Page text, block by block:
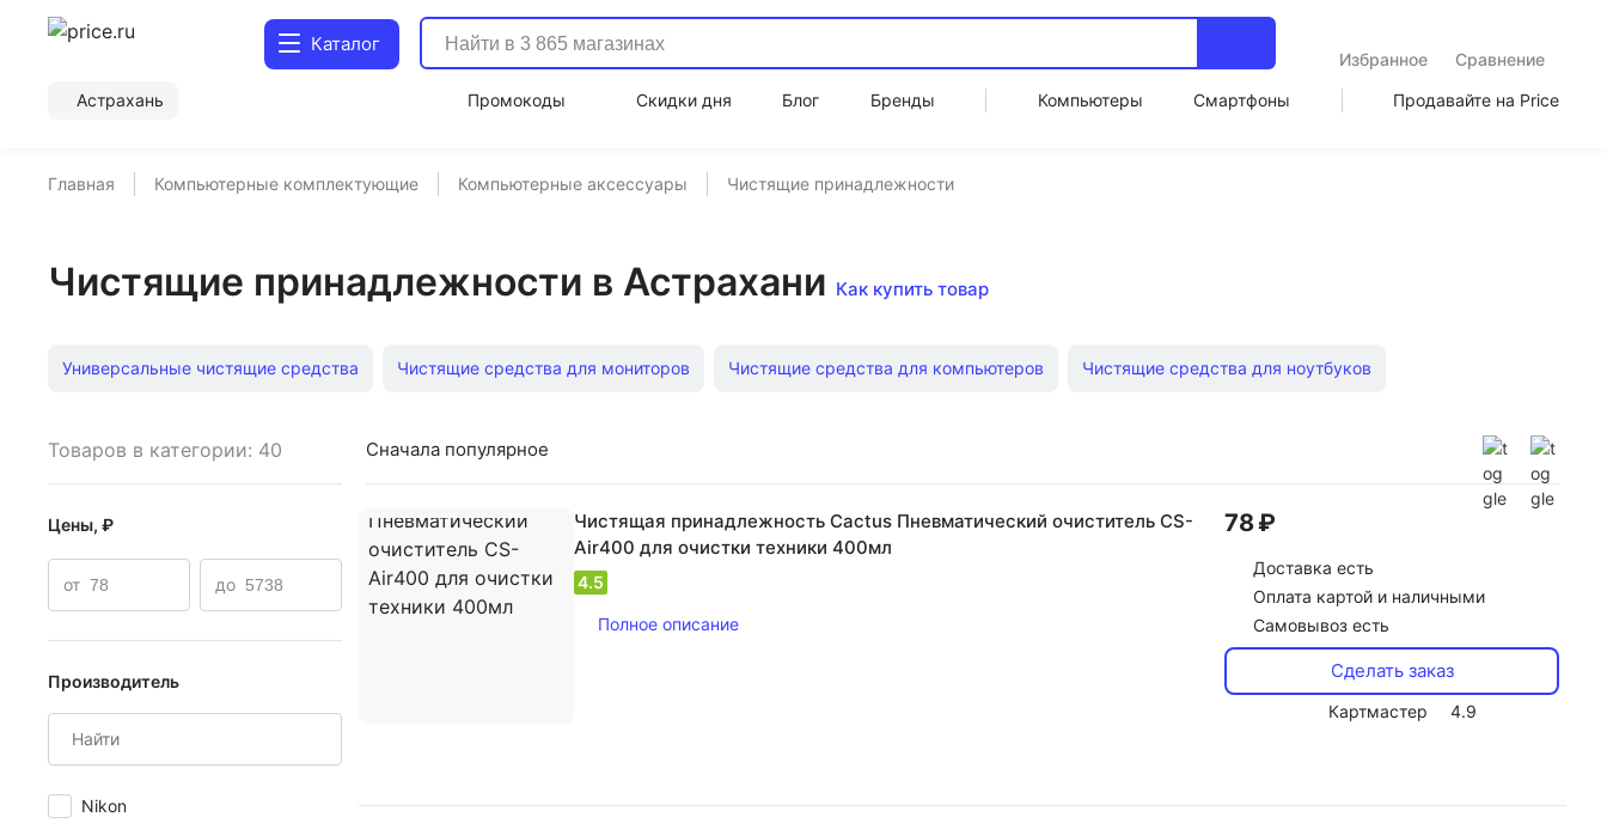
Каталог
Избранное
Сравнение
Астрахань
Промокоды Скидки дня Блог Бренды Компьютеры Смартфоны Продавайте на Price
Главная Компьютерные комплектующие Компьютерные аксессуары Чистящие принадлежности
Чистящие принадлежности в Астрахани Как купить товар
Универсальные чистящие средства Чистящие средства для мониторов Чистящие средства для компьютеров Чистящие средства для ноутбуков
Товаров в категории: 40
Цены, ₽
от до
Производитель
Nikon
Сначала популярное
Чистящая принадлежность Cactus Пневматический очиститель CS-
Air400 для очистки техники 400мл
4.5
Полное описание
78 ₽
Доставка есть
Оплата картой и наличными
Самовывоз есть
Сделать заказ
Картмастер 4.9